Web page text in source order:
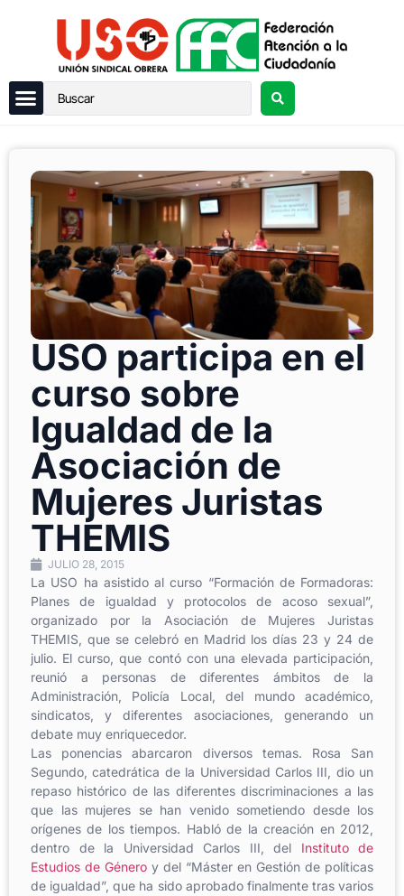
USO participa en el
curso sobre
Igualdad de la
Asociación de
Mujeres Juristas
THEMIS
JULIO 28, 2015
La USO ha asistido al curso “Formación de Formadoras:
Planes de igualdad y protocolos de acoso sexual”,
organizado por la Asociación de Mujeres Juristas
THEMIS, que se celebró en Madrid los días 23 y 24 de
julio. El curso, que contó con una elevada participación,
reunió a personas de diferentes ámbitos de la
Administración, Policía Local, del mundo académico,
sindicatos, y diferentes asociaciones, generando un
debate muy enriquecedor.
Las ponencias abarcaron diversos temas. Rosa San
Segundo, catedrática de la Universidad Carlos III, dio un
repaso histórico de las diferentes discriminaciones a las
que las mujeres se han venido sometiendo desde los
orígenes de los tiempos. Habló de la creación en 2012,
dentro de la Universidad Carlos III, del Instituto de
Estudios de Género y del “Máster en Gestión de políticas
de igualdad”, que ha sido aprobado finalmente tras varios